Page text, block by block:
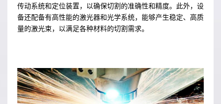
传动系统和定位装置，以确保切割的准确性和精度。此外，设
备还配备有高性能的激光器和光学系统，能够产生稳定、高质
量的激光束，以满足各种材料的切割需求。